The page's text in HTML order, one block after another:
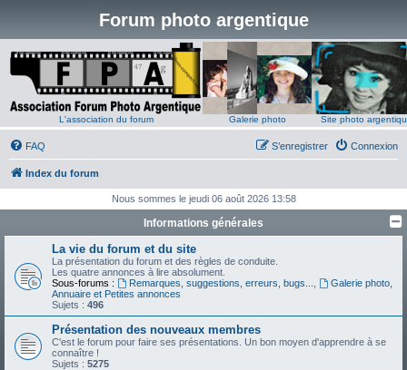
Forum photo argentique
L'association du forum Galerie photo Site photo
FAQ Connexion
S’enregistrer
Index du forum
Nous sommes le jeudi 06 août 2026 13:58
Informations générales
La vie du forum et du site
La présentation du forum et des règles de conduite.
Les quatre annonces à lire absolument.
Sous-forums :
Remarques, suggestions, erreurs, bugs...
Galerie photo,
Annuaire et Petites annonces
Sujets : 496
Présentation des nouveaux membres
C'est le forum pour faire ses présentations. Un bon moyen d'apprendre à se
connaître !
Sujets : 5275